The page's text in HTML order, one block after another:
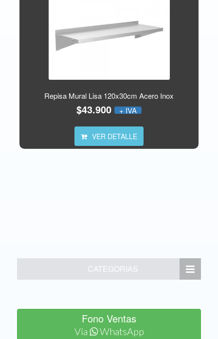
Repisa Mural Lisa 120x30cm Acero Inox
$43.900 + IVA
VER DETALLE
CATEGORIAS
Fono Ventas
Vía WhatsApp